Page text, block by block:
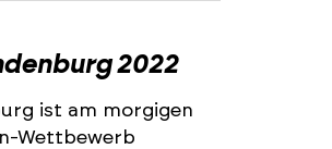
2022
ist am morgigen
Wettbewerb